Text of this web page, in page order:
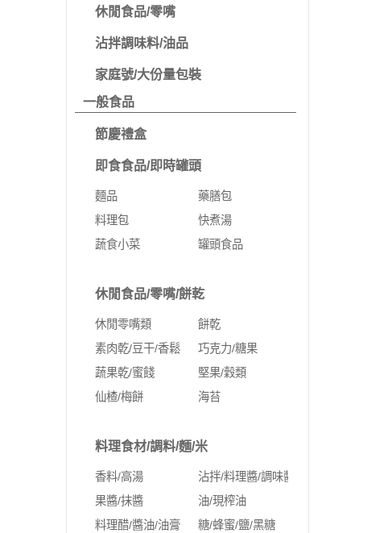
休閒食品/零嘴
沾拌調味料/油品
家庭號/大份量包裝
一般食品
節慶禮盒
即食食品/即時罐頭
麵品
藥膳包
料理包
快煮湯
蔬食小菜
罐頭食品
休閒食品/零嘴/餅乾
休閒零嘴類
餅乾
素肉乾/豆干/香鬆
巧克力/糖果
蔬果乾/蜜餞
堅果/穀類
仙楂/梅餅
海苔
料理食材/調料/麵/米
香料/高湯
沾拌/料理醬/調味醬料
果醬/抹醬
油/現榨油
料理醋/醬油/油膏
糖/蜂蜜/鹽/黑糖